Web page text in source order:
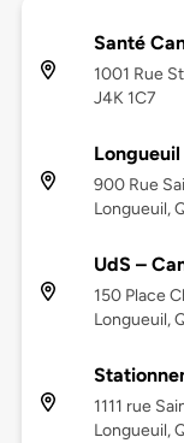
Santé
1001 Rue
J4K 1C7
900 Rue
Longueuil,
UdS –
150 Place
Longueuil,
1111 rue
Longueuil,